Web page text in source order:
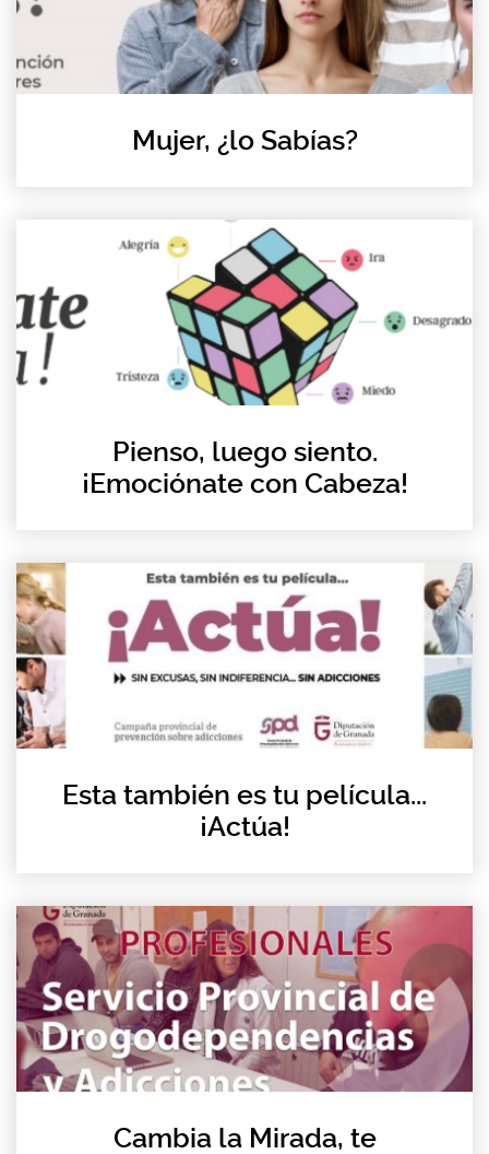
Mujer, ¿lo Sabías?
Pienso, luego siento.
¡Emociónate con Cabeza!
Esta también es tu película...
¡Actúa!
Cambia la Mirada, te